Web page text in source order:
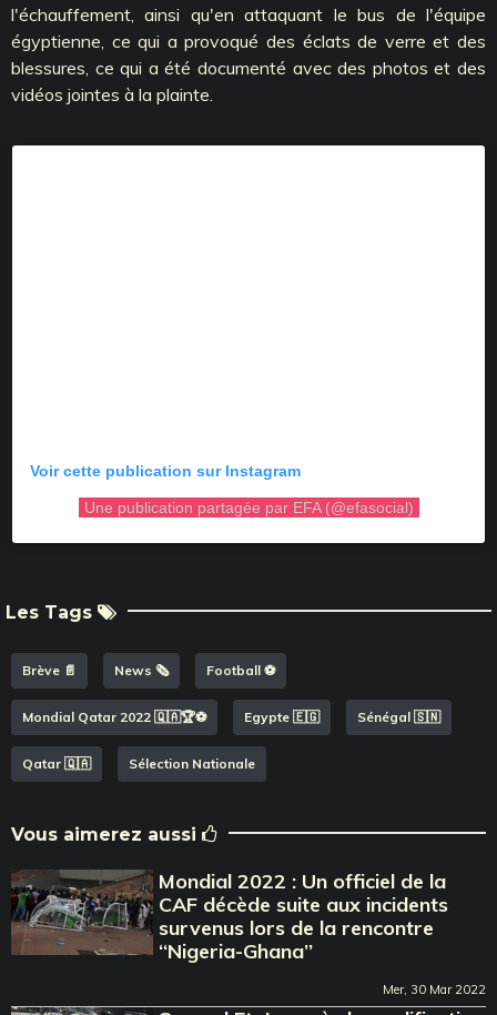
l'échauffement, ainsi qu'en attaquant le bus de l'équipe
égyptienne, ce qui a provoqué des éclats de verre et des
blessures, ce qui a été documenté avec des photos et des
vidéos jointes à la plainte.
Voir cette publication sur Instagram
Une publication partagée par EFA (@efasocial)
Les Tags
Brève 📄 News 🗞️ Football ⚽️
Mondial Qatar 2022 🇶🇦🏆⚽️ Egypte 🇪🇬 Sénégal 🇸🇳
Qatar 🇶🇦 Sélection Nationale
Vous aimerez aussi
Mondial 2022 : Un officiel de la
CAF décède suite aux incidents
survenus lors de la rencontre
‘‘Nigeria-Ghana’’
Mer, 30 Mar 2022